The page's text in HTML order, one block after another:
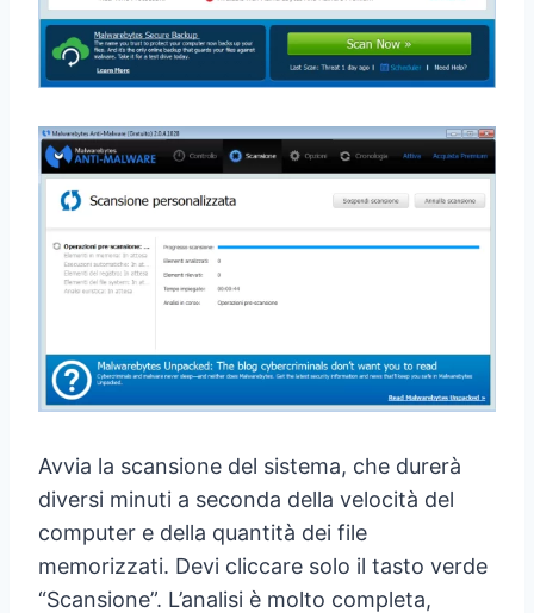
Avvia la scansione del sistema, che durerà
diversi minuti a seconda della velocità del
computer e della quantità dei file
memorizzati. Devi cliccare solo il tasto verde
“Scansione”. L’analisi è molto completa,